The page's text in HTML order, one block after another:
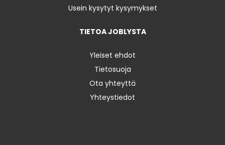
Usein kysytyt kysymykset
TIETOA JOBLYSTA
Yleiset ehdot
Tietosuoja
Ota yhteyttä
Yhteystiedot